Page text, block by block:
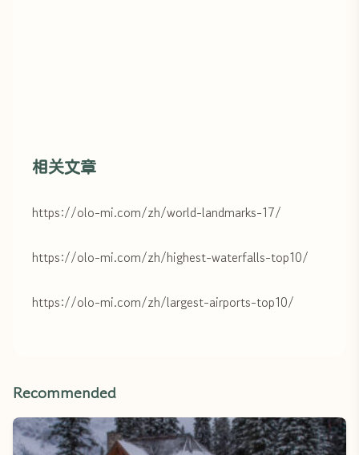
相关文章
https://olo-mi.com/zh/world-landmarks-17/
https://olo-mi.com/zh/highest-waterfalls-top10/
https://olo-mi.com/zh/largest-airports-top10/
Recommended